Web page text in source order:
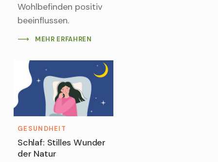
Wohlbefinden positiv
beeinflussen.
MEHR ERFAHREN
GESUNDHEIT
Schlaf: Stilles Wunder
der Natur